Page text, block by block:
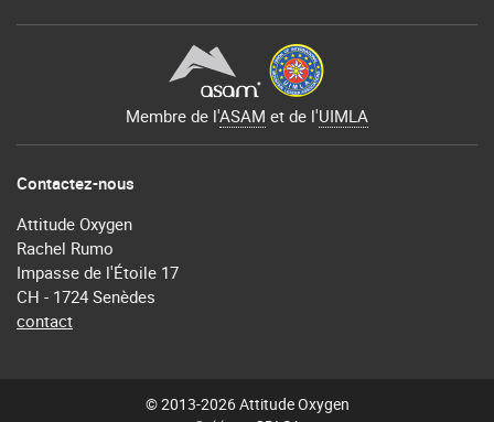
Membre de l'ASAM et de l'UIMLA
Contactez-nous
Attitude Oxygen
Rachel Rumo
Impasse de l'Étoile 17
CH - 1724 Senèdes
contact
© 2013-2026 Attitude Oxygen